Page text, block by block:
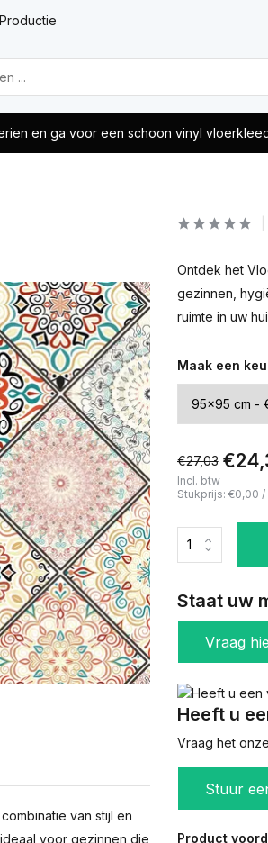
en ga voor een schoon vinyl
van stijl en
voor gezinnen die
Ontdek het
gezinnen,
ruimte in uw
Maak een
€27,03
Incl. btw
Stukprijs: €0,00 /
Staat uw
Vraag
Heeft u
Vraag het
Stuur
Product